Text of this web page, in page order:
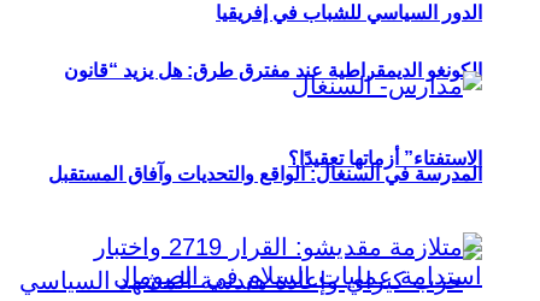
الكونغو الديمقراطية عند مفترق طرق: هل يزيد “قانون
الاستفتاء” أزماتها تعقيدًا؟
الدور السياسي للشباب في إفريقيا
المدرسة في السنغال: الواقع والتحديات وآفاق المستقبل